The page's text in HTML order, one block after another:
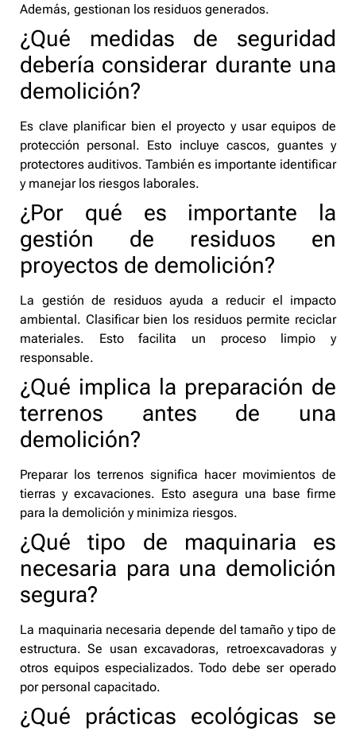
Además, gestionan los residuos generados.
¿Qué medidas de seguridad
debería considerar durante una
demolición?
Es clave planificar bien el proyecto y usar equipos de
protección personal. Esto incluye cascos, guantes y
protectores auditivos. También es importante identificar
y manejar los riesgos laborales.
¿Por qué es importante la
gestión de residuos en
proyectos de demolición?
La gestión de residuos ayuda a reducir el impacto
ambiental. Clasificar bien los residuos permite reciclar
materiales. Esto facilita un proceso limpio y
responsable.
¿Qué implica la preparación de
terrenos antes de una
demolición?
Preparar los terrenos significa hacer movimientos de
tierras y excavaciones. Esto asegura una base firme
para la demolición y minimiza riesgos.
¿Qué tipo de maquinaria es
necesaria para una demolición
segura?
La maquinaria necesaria depende del tamaño y tipo de
estructura. Se usan excavadoras, retroexcavadoras y
otros equipos especializados. Todo debe ser operado
por personal capacitado.
¿Qué prácticas ecológicas se